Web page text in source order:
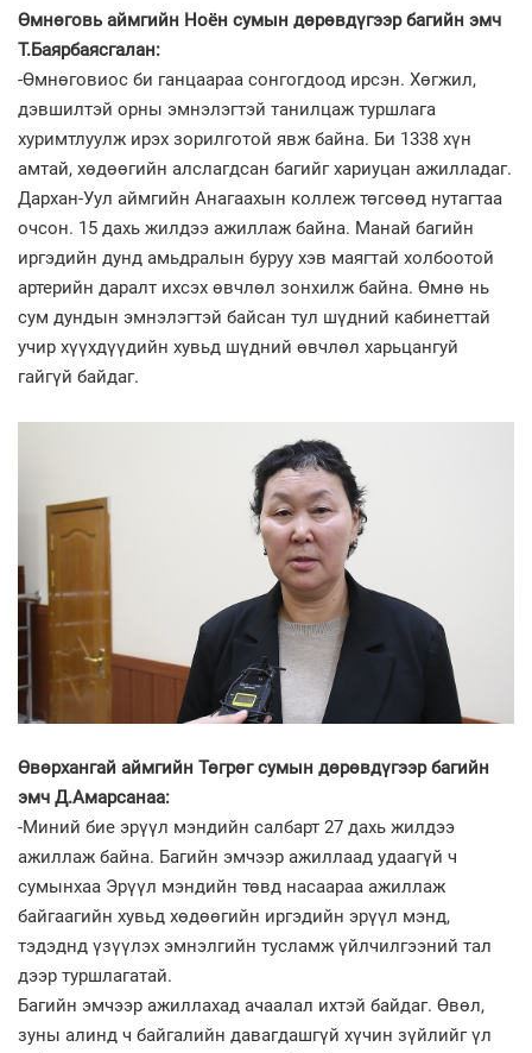
Өмнөговь аймгийн Ноён сумын дөрөвдүгээр багийн эмч
Т.Баярбаясгалан:
-Өмнөговиос би ганцаараа сонгогдоод ирсэн. Хөгжил,
дэвшилтэй орны эмнэлэгтэй танилцаж туршлага
хуримтлуулж ирэх зорилготой явж байна. Би 1338 хүн
амтай, хөдөөгийн алслагдсан багийг хариуцан ажилладаг.
Дархан-Уул аймгийн Анагаахын коллеж төгсөөд нутагтаа
очсон. 15 дахь жилдээ ажиллаж байна. Манай багийн
иргэдийн дунд амьдралын буруу хэв маягтай холбоотой
артерийн даралт ихсэх өвчлөл зонхилж байна. Өмнө нь
сум дундын эмнэлэгтэй байсан тул шүдний кабинеттай
учир хүүхдүүдийн хувьд шүдний өвчлөл харьцангуй
гайгүй байдаг.
Өвөрхангай аймгийн Төгрөг сумын дөрөвдүгээр багийн
эмч Д.Амарсанаа:
-Миний бие эрүүл мэндийн салбарт 27 дахь жилдээ
ажиллаж байна. Багийн эмчээр ажиллаад удаагүй ч
сумынхаа Эрүүл мэндийн төвд насаараа ажиллаж
байгаагийн хувьд хөдөөгийн иргэдийн эрүүл мэнд,
тэдэднд үзүүлэх эмнэлгийн тусламж үйлчилгээний тал
дээр туршлагатай.
Багийн эмчээр ажиллахад ачаалал ихтэй байдаг. Өвөл,
зуны алинд ч байгалийн давагдашгүй хүчин зүйлийг үл